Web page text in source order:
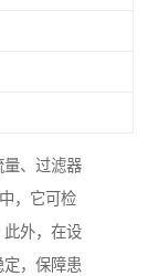
量、过滤器
，它可检
此外，在设
，保障患